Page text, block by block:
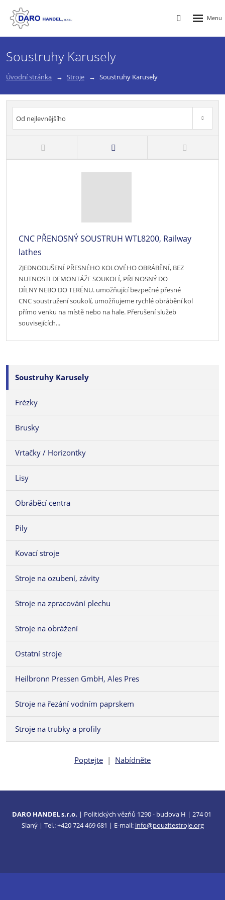
Vyhledávání
Soustruhy Karusely
Úvodní stránka Stroje Soustruhy Karusely
Od nejlevnějšího
CNC PŘENOSNÝ SOUSTRUH WTL8200, Railway
lathes
ZJEDNODUŠENÍ PŘESNÉHO KOLOVÉHO OBRÁBĚNÍ, BEZ
NUTNOSTI DEMONTÁŽE SOUKOLÍ, PŘENOSNÝ DO
DÍLNY NEBO DO TERÉNU. umožňující bezpečné přesné
CNC soustružení soukolí, umožňujeme rychlé obrábění kol
přímo venku na místě nebo na hale. Přerušení služeb
souvisejících...
Soustruhy Karusely
Frézky
Brusky
Vrtačky / Horizontky
Lisy
Obráběcí centra
Pily
Kovací stroje
Stroje na ozubení, závity
Stroje na zpracování plechu
Stroje na obrážení
Ostatní stroje
Heilbronn Pressen GmbH, Ales Pres
Stroje na řezání vodním paprskem
Stroje na trubky a profily
Poptejte | Nabídněte
DARO HANDEL s.r.o. | Politických vězňů 1290 - budova H | 274 01
Slaný | Tel.: +420 724 469 681 | E-mail: info@pouzitestroje.org